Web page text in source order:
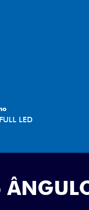
aro 18"